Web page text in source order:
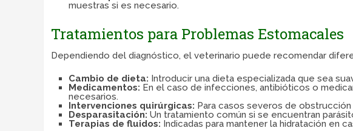
muestras si es necesario.
Tratamientos para Problemas Estomacales
Dependiendo del diagnóstico, el veterinario puede recomendar
Cambio de dieta: Introducir una dieta especializada que sea
Medicamentos: En el caso de infecciones, antibióticos o
necesarios.
Intervenciones quirúrgicas: Para casos severos de
Desparasitación: Un tratamiento común si se encuentran
Terapias de fluidos: Indicadas para mantener la hidratación en